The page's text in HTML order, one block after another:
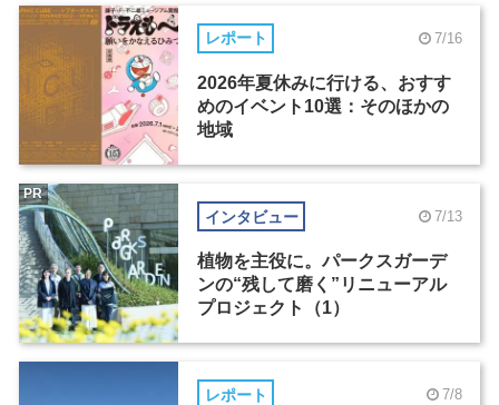
レポート 7/16
2026年夏休みに行ける、おすす
めのイベント10選：そのほかの
地域
インタビュー 7/13
植物を主役に。パークスガーデ
ンの“残して磨く”リニューアル
プロジェクト（1）
PR
レポート 7/8